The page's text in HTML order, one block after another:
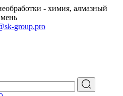
- химия, алмазный
group.pro